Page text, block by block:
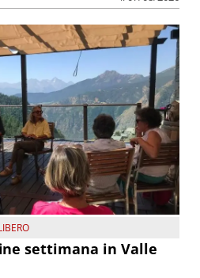
settimana in Valle